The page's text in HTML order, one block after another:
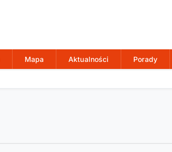
Mapa Aktualności Porady